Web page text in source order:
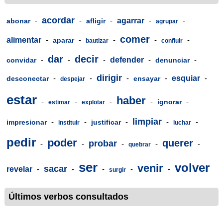
abonar - acordar - afligir - agarrar - agrupar -
alimentar - aparar - bautizar - comer - confluir -
convidar - dar - decir - defender - denunciar -
desconectar - despejar - dirigir - ensayar - esquiar -
estar - estimar - explotar - haber - ignorar -
impresionar - instituir - justificar - limpiar - luchar -
pedir - poder - probar - quebrar - querer -
revelar - sacar - ser - surgir - venir - volver
Últimos verbos consultados